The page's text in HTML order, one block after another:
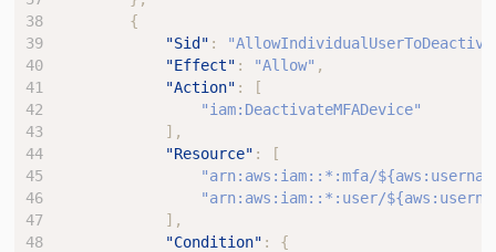
38
39
40
44
46
47
48
{
"Sid" :
"Effect" : "Allow" ,
"Action" :
[
"iam:DeactivateMFADevice"
],
"Resource" :
[
"arn:aws:iam::*:mfa/
"arn:aws:iam::*:user/
],
"Condition" :
{